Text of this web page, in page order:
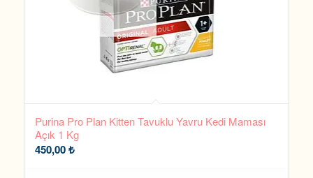
Purina Pro Plan Kitten Tavuklu Yavru Kedi Maması
Açık 1 Kg
450,00₺